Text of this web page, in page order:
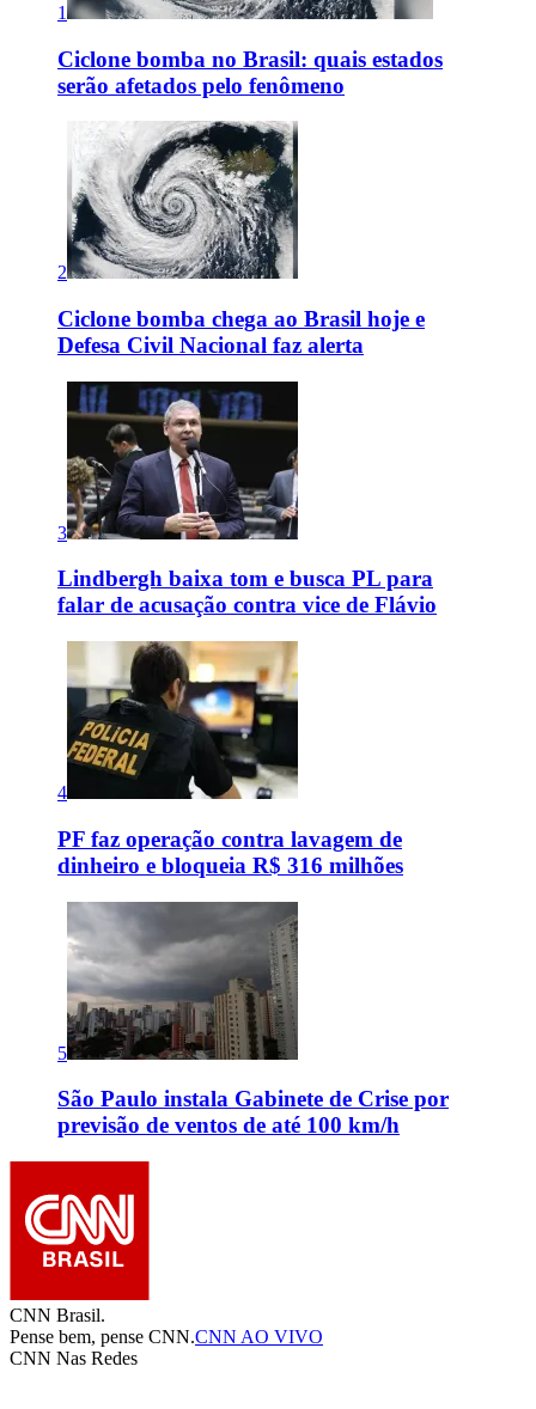
1
Ciclone bomba no Brasil: quais estados
serão afetados pelo fenômeno
2
Ciclone bomba chega ao Brasil hoje e
Defesa Civil Nacional faz alerta
3
Lindbergh baixa tom e busca PL para
falar de acusação contra vice de Flávio
4
PF faz operação contra lavagem de
dinheiro e bloqueia R$ 316 milhões
5
São Paulo instala Gabinete de Crise por
previsão de ventos de até 100 km/h
CNN Brasil.
Pense bem, pense CNN.CNN AO VIVO
CNN Nas Redes